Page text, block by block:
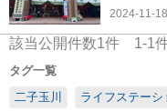
2024-11-18
該当公開件数1件 1-1
タグ一覧
二子玉川
ライフステーシ